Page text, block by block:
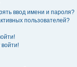
ввод имени и пароля?
пользователей?